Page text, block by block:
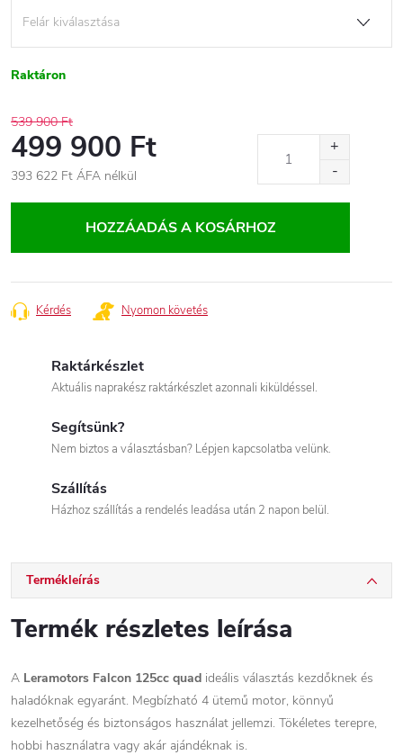
Raktáron
539 900 Ft
499 900 Ft
393 622 Ft ÁFA nélkül
HOZZÁADÁS A KOSÁRHOZ
Kérdés Nyomon követés
Raktárkészlet
Aktuális naprakész raktárkészlet azonnali kiküldéssel.
Segítsünk?
Nem biztos a választásban? Lépjen kapcsolatba velünk.
Szállítás
Házhoz szállítás a rendelés leadása után 2 napon belül.
Termékleírás
Termék részletes leírása
A Leramotors Falcon 125cc quad ideális választás kezdőknek és
haladóknak egyaránt. Megbízható 4 ütemű motor, könnyű
kezelhetőség és biztonságos használat jellemzi. Tökéletes terepre,
hobbi használatra vagy akár ajándéknak is.